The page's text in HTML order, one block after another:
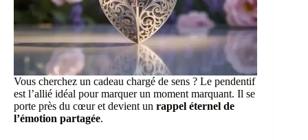
Vous cherchez un cadeau chargé de sens ? Le pendentif
est l’allié idéal pour marquer un moment marquant. Il se
porte près du cœur et devient un rappel éternel de
l’émotion partagée.